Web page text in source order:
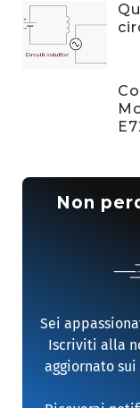
Non
Sei
Iscriviti alla
aggiornato